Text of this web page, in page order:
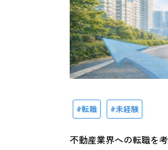
転職 未経験
不動産業界への転職を